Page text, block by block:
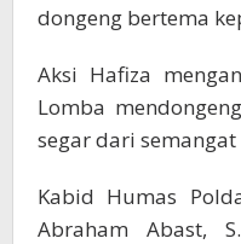
dongeng bertema
Aksi Hafiza
Lomba
segar dari
Kabid Humas
Abraham Abast,